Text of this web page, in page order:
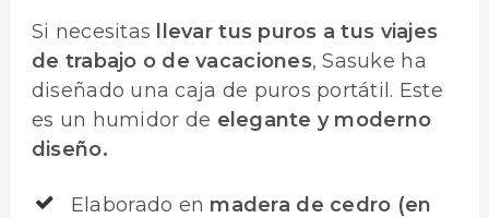
Si necesitas llevar tus puros a tus viajes
de trabajo o de vacaciones, Sasuke ha
diseñado una caja de puros portátil. Este
es un humidor de elegante y moderno
diseño.
Elaborado en madera de cedro (en